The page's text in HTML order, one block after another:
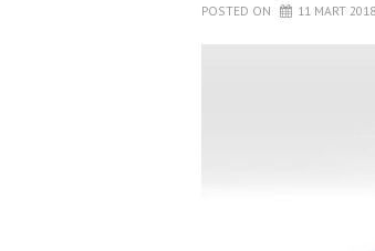
POSTED ON 11 MART 2018